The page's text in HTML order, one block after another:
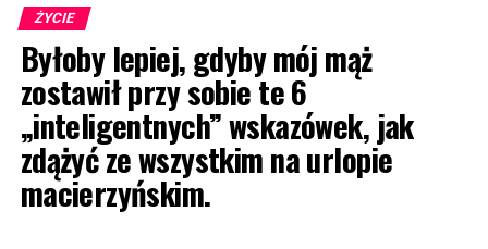
ŻYCIE
Byłoby lepiej, gdyby mój mąż
zostawił przy sobie te 6
„inteligentnych” wskazówek, jak
zdążyć ze wszystkim na urlopie
macierzyńskim.